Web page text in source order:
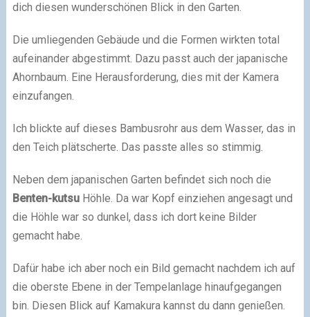
dich diesen wunderschönen Blick in den Garten.
Die umliegenden Gebäude und die Formen wirkten total
aufeinander abgestimmt. Dazu passt auch der japanische
Ahornbaum. Eine Herausforderung, dies mit der Kamera
einzufangen.
Ich blickte auf dieses Bambusrohr aus dem Wasser, das in
den Teich plätscherte. Das passte alles so stimmig.
Neben dem japanischen Garten befindet sich noch die
Benten-kutsuHöhle. Da war Kopf einziehen angesagt und
die Höhle war so dunkel, dass ich dort keine Bilder
gemacht habe.
Dafür habe ich aber noch ein Bild gemacht nachdem ich auf
die oberste Ebene in der Tempelanlage hinaufgegangen
bin. Diesen Blick auf Kamakura kannst du dann genießen.